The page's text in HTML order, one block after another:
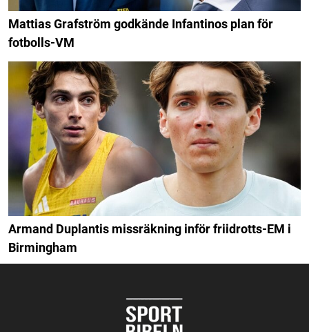
Mattias Grafström godkände Infantinos plan för
fotbolls-VM
Armand Duplantis missräkning inför friidrotts-EM i
Birmingham